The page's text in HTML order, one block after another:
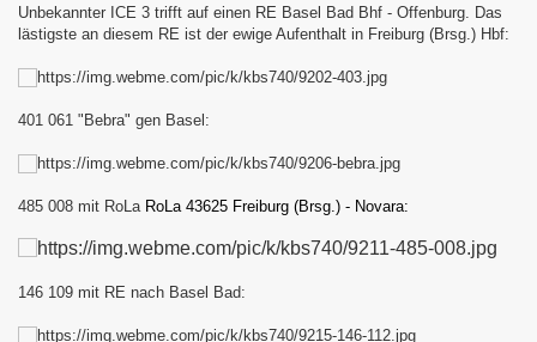
Unbekannter ICE 3 trifft auf einen RE Basel Bad Bhf - Offenburg. Das
lästigste an diesem RE ist der ewige Aufenthalt in Freiburg (Brsg.) Hbf:
401 061 "Bebra" gen Basel:
485 008 mit RoLa RoLa 43625 Freiburg (Brsg.) - Novara:
146 109 mit RE nach Basel Bad: